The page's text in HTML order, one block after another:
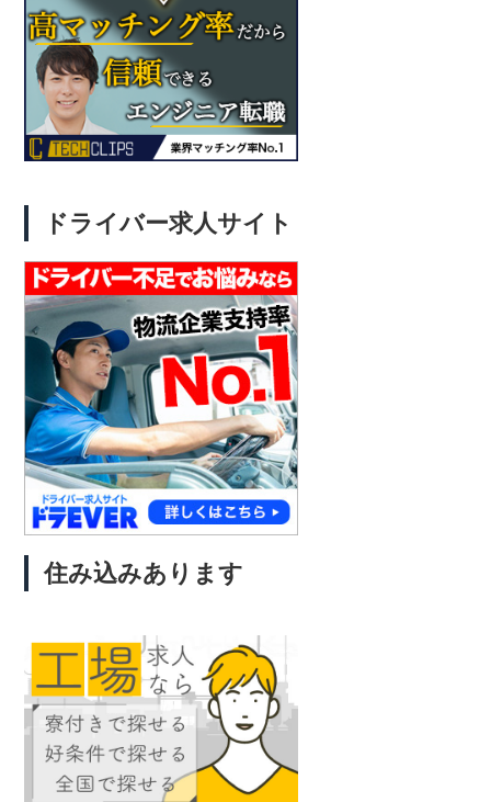
ドライバー求人サイト
住み込みあります